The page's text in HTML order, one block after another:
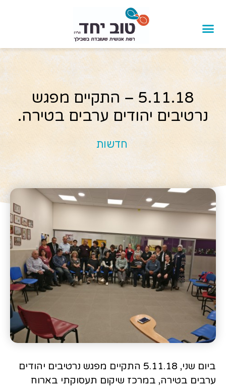
5.11.18 – התקיים מפגש
נרטיבים יהודים ערבים בטירה.
חדשות
ביום שני, 5.11.18 התקיים מפגש נרטיבים יהודים
ערבים בטירה, במרכז שיקום תעסוקתי בארוח